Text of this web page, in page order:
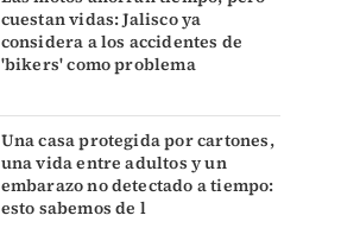
cuestan vidas: Jalisco ya
considera a los accidentes de
'bikers' como problema
Una casa protegida por cartones,
una vida entre adultos y un
embarazo no detectado a tiempo:
esto sabemos de l